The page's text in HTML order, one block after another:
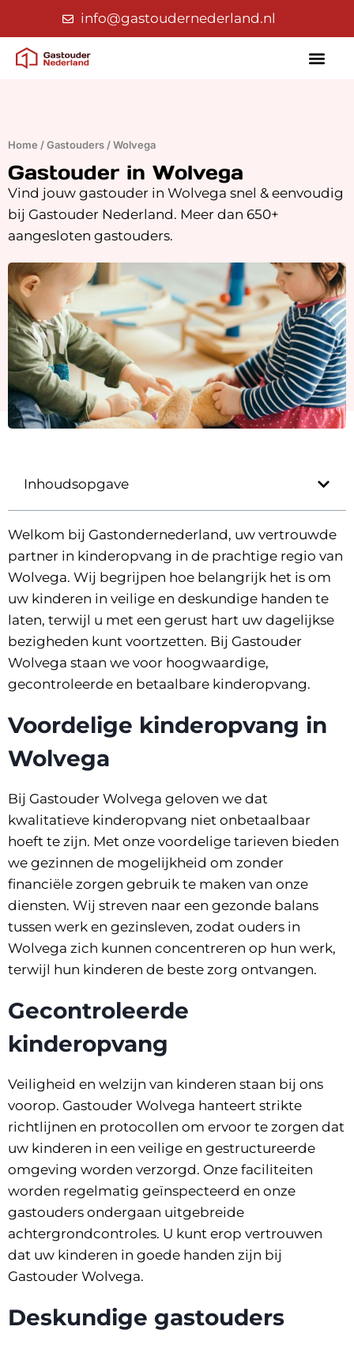
info@gastoudernederland.nl
Home /Gastouders /Wolvega
Gastouder in Wolvega
Vind jouw gastouder in Wolvega snel & eenvoudig
bij Gastouder Nederland. Meer dan 650+
aangesloten gastouders.
Inhoudsopgave
Welkom bij Gastondernederland, uw vertrouwde
partner in kinderopvang in de prachtige regio van
Wolvega. Wij begrijpen hoe belangrijk het is om
uw kinderen in veilige en deskundige handen te
laten, terwijl u met een gerust hart uw dagelijkse
bezigheden kunt voortzetten. Bij Gastouder
Wolvega staan we voor hoogwaardige,
gecontroleerde en betaalbare kinderopvang.
Voordelige kinderopvang in
Wolvega
Bij Gastouder Wolvega geloven we dat
kwalitatieve kinderopvang niet onbetaalbaar
hoeft te zijn. Met onze voordelige tarieven bieden
we gezinnen de mogelijkheid om zonder
financiële zorgen gebruik te maken van onze
diensten. Wij streven naar een gezonde balans
tussen werk en gezinsleven, zodat ouders in
Wolvega zich kunnen concentreren op hun werk,
terwijl hun kinderen de beste zorg ontvangen.
Gecontroleerde
kinderopvang
Veiligheid en welzijn van kinderen staan bij ons
voorop. Gastouder Wolvega hanteert strikte
richtlijnen en protocollen om ervoor te zorgen dat
uw kinderen in een veilige en gestructureerde
omgeving worden verzorgd. Onze faciliteiten
worden regelmatig geïnspecteerd en onze
gastouders ondergaan uitgebreide
achtergrondcontroles. U kunt erop vertrouwen
dat uw kinderen in goede handen zijn bij
Gastouder Wolvega.
Deskundige gastouders